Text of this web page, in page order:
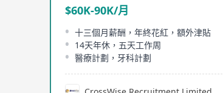
$60K-90K/月
十三個月薪酬，年終花紅，額外津貼
14天年休，五天工作周
醫療計劃，牙科計劃